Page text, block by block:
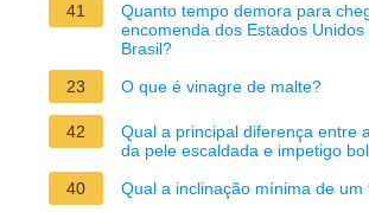
41
Quanto tempo demora para
encomenda dos Estados Unidos
Brasil?
23
O que é vinagre de malte?
42
Qual a principal diferença entre
da pele escaldada e impetigo
40
Qual a inclinação mínima de um